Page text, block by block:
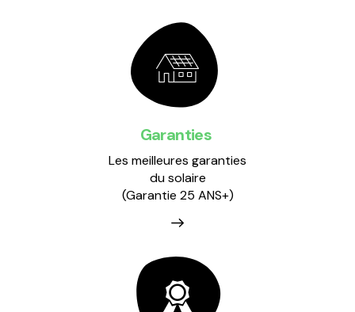
Garanties ​
Les meilleures garanties
du solaire
(Garantie 25 ANS+)